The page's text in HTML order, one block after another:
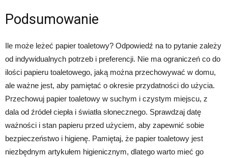
Podsumowanie
Ile może leżeć papier toaletowy? Odpowiedź na to pytanie zależy
od indywidualnych potrzeb i preferencji. Nie ma ograniczeń co do
ilości papieru toaletowego, jaką można przechowywać w domu,
ale ważne jest, aby pamiętać o okresie przydatności do użycia.
Przechowuj papier toaletowy w suchym i czystym miejscu, z
dala od źródeł ciepła i światła słonecznego. Sprawdzaj datę
ważności i stan papieru przed użyciem, aby zapewnić sobie
bezpieczeństwo i higienę. Pamiętaj, że papier toaletowy jest
niezbędnym artykułem higienicznym, dlatego warto mieć go